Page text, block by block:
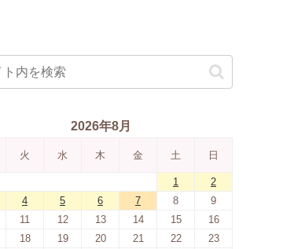
2026年8月
火 水 木 金 土 日
1
2
4 5 6 7 8
9
11 12 13 14 15
16
18 19 20 21 22
23